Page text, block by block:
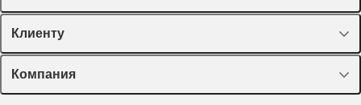
Спецпредложения
Оборудование, приборы
Пластик, стекло, принадлежности
Химические реактивы, препараты, наборы
Клиенту
Лекторий Диаэм
Доставка и оплата
Компания